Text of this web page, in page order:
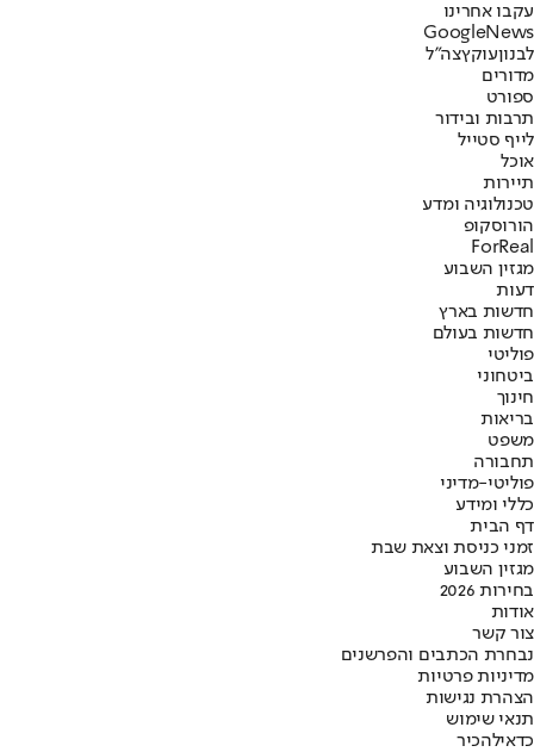
עקבו אחרינו
Googl eNews
לבנוןעוקץצה"ל
מדורים
ספורט
תרבות ובידור
לייף סטייל
אוכל
תיירות
טכנולוגיה ומדע
הורוסקופ
ForReal
מגזין השבוע
דעות
חדשות בארץ
חדשות בעולם
פוליטי
ביטחוני
חינוך
בריאות
משפט
תחבורה
פוליטי-מדיני
כללי ומידע
דף הבית
זמני כניסת וצאת שבת
מגזין השבוע
בחירות 2026
אודות
צור קשר
נבחרת הכתבים והפרשנים
מדיניות פרטיות
הצהרת נגישות
תנאי שימוש
כדאילהכיר